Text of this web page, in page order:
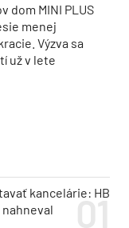
dom MINI PLUS
menej
Výzva sa
už v lete
kancelárie: HB